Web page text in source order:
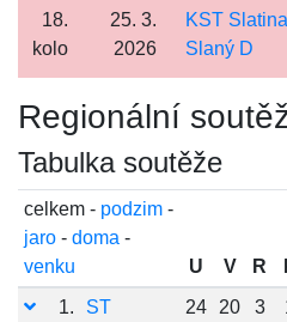
18.
kolo
25. 3.
2026
KST
Slaný D
Regionální
Tabulka soutěže
celkem - podzim-
jaro- doma -
venku
U V R
1.
ST
24 20 3